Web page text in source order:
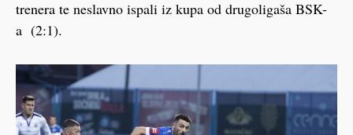
trenera te neslavno ispali iz kupa od drugoligaša BSK-
a (2:1).